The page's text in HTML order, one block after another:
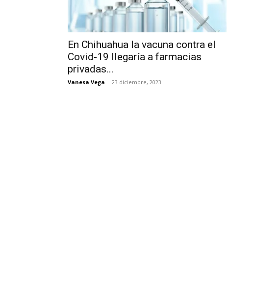
En Chihuahua la vacuna contra el
Covid-19 llegaría a farmacias
privadas...
Vanesa Vega - 23 diciembre, 2023